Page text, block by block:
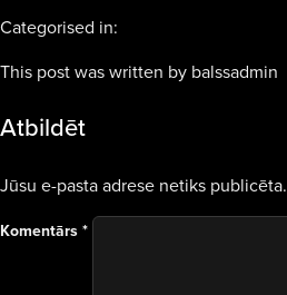
Categorised in:
This post was written by balssadmin
Atbildēt
Jūsu e-pasta adrese netiks publicēta.
Komentārs*